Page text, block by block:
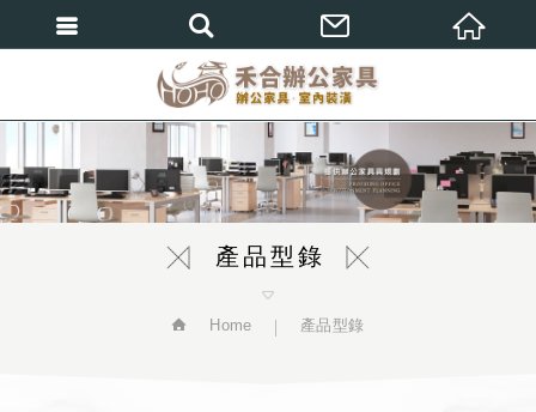
產品型錄
Home 產品型錄
繁體中文